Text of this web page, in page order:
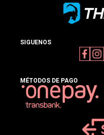
SIGUENOS
MÉTODOS DE PAGO